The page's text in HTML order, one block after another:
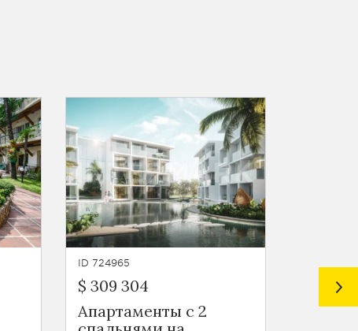
ID 724965
$ 309 304
Апартаменты с 2
$ 140